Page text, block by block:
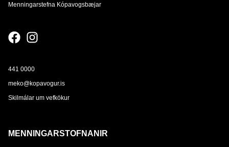
Menningarstefna Kópavogsbæjar
441 0000
meko@kopavogur.is
Skilmálar um vefkökur
MENNINGARSTOFNANIR